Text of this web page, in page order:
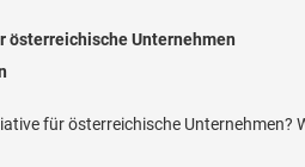
österreichische Unternehmen
für österreichische Unternehmen?